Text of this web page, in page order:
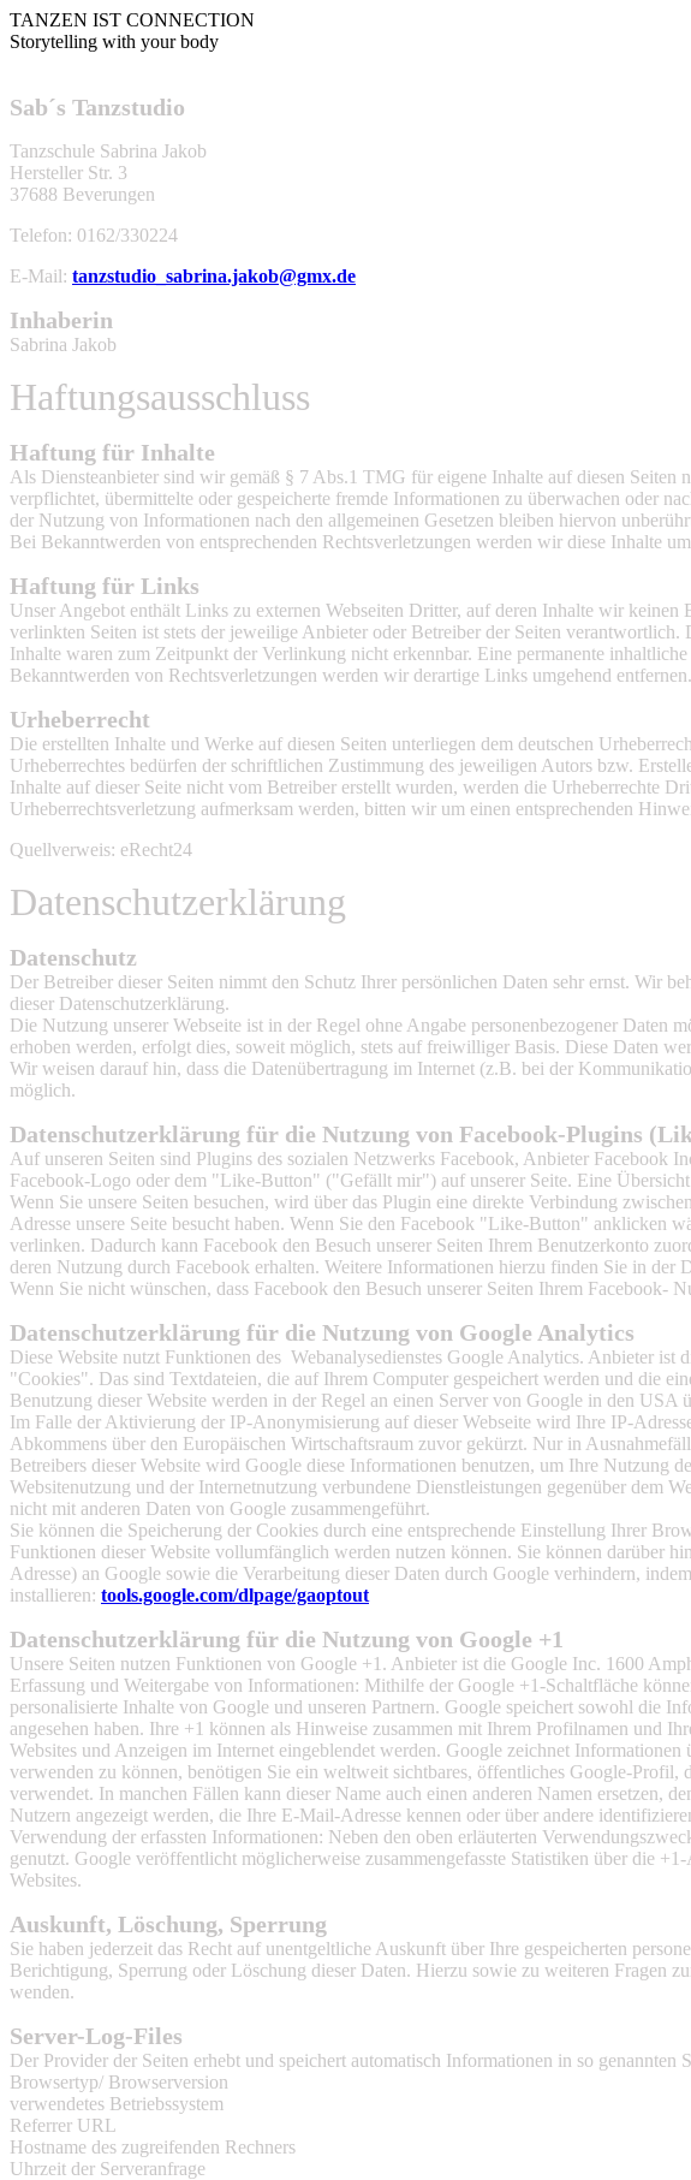
TANZEN IST CONNECTION
Storytelling with your body
Sab´s Tanzstudio
Tanzschule Sabrina Jakob
Hersteller Str. 3
37688 Beverungen
Telefon: 0162/330224
E-Mail: tanzstudio_sabrina.jakob@gmx.de
Inhaberin
Sabrina Jakob
Haftungsausschluss
Haftung für Inhalte
Als Diensteanbieter sind wir gemäß § 7 Abs.1 TMG für eigene Inhalte auf diesen
verpflichtet, übermittelte oder gespeicherte fremde Informationen zu überwachen oder
der Nutzung von Informationen nach den allgemeinen Gesetzen bleiben hiervon
Bei Bekanntwerden von entsprechenden Rechtsverletzungen werden wir diese Inhalte
Haftung für Links
Unser Angebot enthält Links zu externen Webseiten Dritter, auf deren Inhalte wir
verlinkten Seiten ist stets der jeweilige Anbieter oder Betreiber der Seiten
Inhalte waren zum Zeitpunkt der Verlinkung nicht erkennbar. Eine permanente
Bekanntwerden von Rechtsverletzungen werden wir derartige Links umgehend entfernen.
Urheberrecht
Die erstellten Inhalte und Werke auf diesen Seiten unterliegen dem deutschen
Urheberrechtes bedürfen der schriftlichen Zustimmung des jeweiligen Autors bzw.
Inhalte auf dieser Seite nicht vom Betreiber erstellt wurden, werden die Urheberrechte
Urheberrechtsverletzung aufmerksam werden, bitten wir um einen entsprechenden
Quellverweis: eRecht24
Datenschutzerklärung
Datenschutz
Der Betreiber dieser Seiten nimmt den Schutz Ihrer persönlichen Daten sehr ernst. Wir
dieser Datenschutzerklärung.
Die Nutzung unserer Webseite ist in der Regel ohne Angabe personenbezogener
erhoben werden, erfolgt dies, soweit möglich, stets auf freiwilliger Basis. Diese Daten
Wir weisen darauf hin, dass die Datenübertragung im Internet (z.B. bei der
möglich.
Datenschutzerklärung für die Nutzung von Facebook-Plugins
Auf unseren Seiten sind Plugins des sozialen Netzwerks Facebook, Anbieter
Facebook-Logo oder dem "Like-Button" ("Gefällt mir") auf unserer Seite. Eine
Wenn Sie unsere Seiten besuchen, wird über das Plugin eine direkte Verbindung
Adresse unsere Seite besucht haben. Wenn Sie den Facebook "Like-Button" anklicken
verlinken. Dadurch kann Facebook den Besuch unserer Seiten Ihrem Benutzerkonto
deren Nutzung durch Facebook erhalten. Weitere Informationen hierzu finden Sie in der
Wenn Sie nicht wünschen, dass Facebook den Besuch unserer Seiten Ihrem
Datenschutzerklärung für die Nutzung von Google Analytics
Diese Website nutzt Funktionen des Webanalysedienstes Google Analytics. Anbieter
"Cookies". Das sind Textdateien, die auf Ihrem Computer gespeichert werden und die
Benutzung dieser Website werden in der Regel an einen Server von Google in den USA
Im Falle der Aktivierung der IP-Anonymisierung auf dieser Webseite wird Ihre IP-
Abkommens über den Europäischen Wirtschaftsraum zuvor gekürzt. Nur in
Betreibers dieser Website wird Google diese Informationen benutzen, um Ihre Nutzung
Websitenutzung und der Internetnutzung verbundene Dienstleistungen gegenüber dem
nicht mit anderen Daten von Google zusammengeführt.
Sie können die Speicherung der Cookies durch eine entsprechende Einstellung Ihrer
Funktionen dieser Website vollumfänglich werden nutzen können. Sie können darüber
Adresse) an Google sowie die Verarbeitung dieser Daten durch Google verhindern,
installieren: tools.google.com/dlpage/gaoptout
Datenschutzerklärung für die Nutzung von Google +1
Unsere Seiten nutzen Funktionen von Google +1. Anbieter ist die Google Inc. 1600
Erfassung und Weitergabe von Informationen: Mithilfe der Google +1-Schaltfläche
personalisierte Inhalte von Google und unseren Partnern. Google speichert sowohl die
angesehen haben. Ihre +1 können als Hinweise zusammen mit Ihrem Profilnamen und
Websites und Anzeigen im Internet eingeblendet werden. Google zeichnet
verwenden zu können, benötigen Sie ein weltweit sichtbares, öffentliches Google-
verwendet. In manchen Fällen kann dieser Name auch einen anderen Namen
Nutzern angezeigt werden, die Ihre E-Mail-Adresse kennen oder über andere
Verwendung der erfassten Informationen: Neben den oben erläuterten
genutzt. Google veröffentlicht möglicherweise zusammengefasste Statistiken über die
Websites.
Auskunft, Löschung, Sperrung
Sie haben jederzeit das Recht auf unentgeltliche Auskunft über Ihre gespeicherten
Berichtigung, Sperrung oder Löschung dieser Daten. Hierzu sowie zu weiteren Fragen
wenden.
Server-Log-Files
Der Provider der Seiten erhebt und speichert automatisch Informationen in so
Browsertyp/ Browserversion
verwendetes Betriebssystem
Referrer URL
Hostname des zugreifenden Rechners
Uhrzeit der Serveranfrage